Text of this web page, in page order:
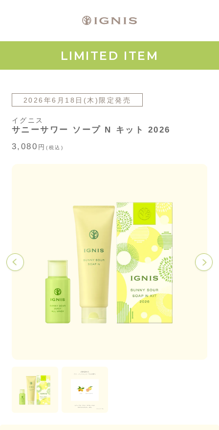
LIMITED ITEM
2026年6月18日(木)限定発売
イグニス
サニーサワー ソープ N キット 2026
3,080 円 (税込)